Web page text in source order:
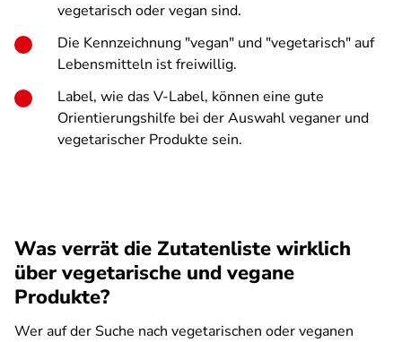
vegetarisch oder vegan sind.
Die Kennzeichnung "vegan" und "vegetarisch" auf
Lebensmitteln ist freiwillig.
Label, wie das V-Label, können eine gute
Orientierungshilfe bei der Auswahl veganer und
vegetarischer Produkte sein.
Was verrät die Zutatenliste wirklich
über vegetarische und vegane
Produkte?
Wer auf der Suche nach vegetarischen oder veganen